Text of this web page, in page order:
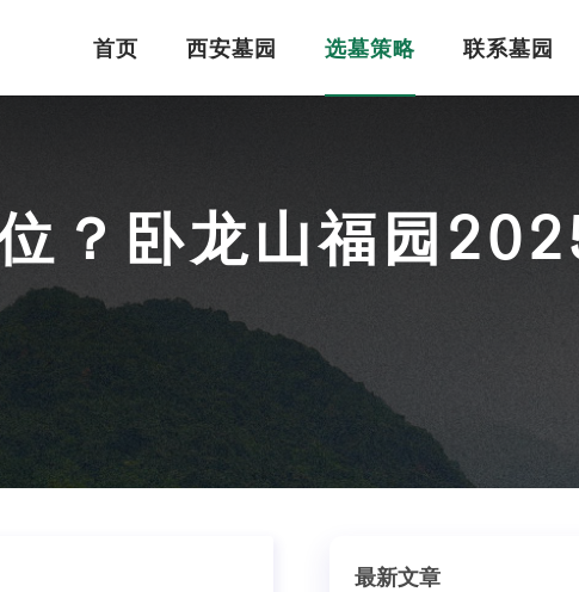
首页 西安墓园 选墓策略 联系墓园
？卧龙山福园
最新文章